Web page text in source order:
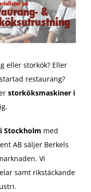
eller storkök? Eller
restaurang?
storköksmaskiner i
Stockholm med
AB säljer Berkels
Vi
samt rikstäckande